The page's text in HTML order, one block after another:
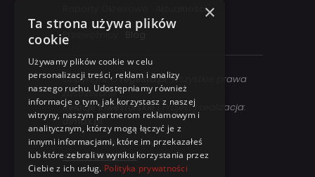
Aktualności
Przewoźnicy
Blog
Copyright ©regesta.pl. Wszystkie prawa
zastrzezone
Relacje inwestorskie| Projekt i realizacja:
dimax.pl
Kontakt telefoniczny:
+48 41 358 27 00
×
Ta strona używa plików
cookie
Używamy plików cookie w celu
personalizacji treści, reklam i analizy
naszego ruchu. Udostępniamy również
informacje o tym, jak korzystasz z naszej
witryny, naszym partnerom reklamowym i
analitycznym, którzy mogą łączyć je z
innymi informacjami, które im przekazałeś
lub które zebrali w wyniku korzystania przez
Ciebie z ich usług. Polityka prywatności